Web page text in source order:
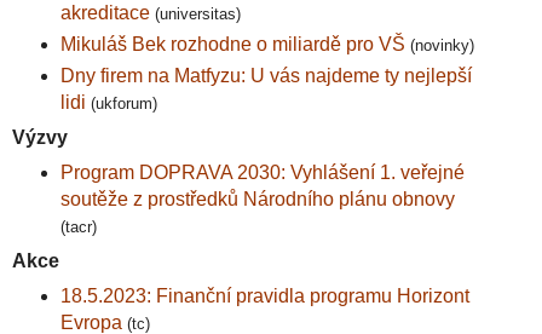
akreditace (universitas)
Mikuláš Bek rozhodne o miliardě pro VŠ (novinky)
Dny firem na Matfyzu: U vás najdeme ty nejlepší
lidi (ukforum)
Výzvy
Program DOPRAVA 2030: Vyhlášení 1. veřejné
soutěže z prostředků Národního plánu obnovy
(tacr)
Akce
18.5.2023: Finanční pravidla programu Horizont
Evropa (tc)